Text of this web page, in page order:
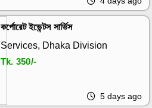
কর্পোরেট ইভেন্টস সার্ভিস
Services, Dhaka Division
Tk. 350/-
5 days ago